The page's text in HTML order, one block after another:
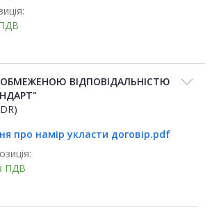
ВІДПОВІДАЛЬНІСТЮ
про намір укласти договір.pdf
ПДВ